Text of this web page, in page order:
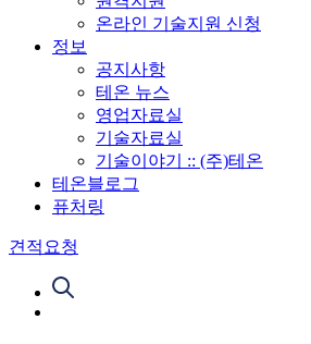
온라인 기술지원 신청
정보
공지사항
테온 뉴스
영업자료실
기술자료실
기술이야기 :: (주)테온
테온블로그
퓨처링
견적요청